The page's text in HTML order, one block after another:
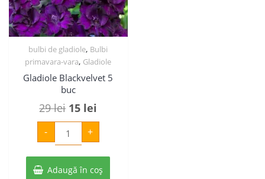
bulbi de gladiole, Bulbi
primavara-vara, Gladiole
Gladiole Blackvelvet 5
buc
29lei Prețul
inițial
a
fost:
29 lei.
15 lei
curent
este:
15 lei.
-
Cantitate
Gladiole
Blackvelvet
buc
+
Adaugă în coș